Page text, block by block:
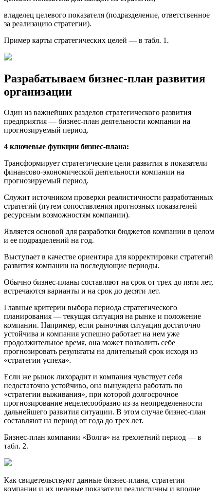
владелец целевого показателя (подразделение, ответственное
за реализацию стратегии).
Пример карты стратегических целей — в табл. 1.
Разрабатываем бизнес-план развития
организации
Один из важнейших разделов стратегического развития
предприятия — бизнес-план деятельности компании на
прогнозируемый период.
4 ключевые функции бизнес-плана:
Трансформирует стратегические цели развития в показатели
финансово-экономической деятельности компании на
прогнозируемый период.
Служит источником проверки реалистичности разработанных
стратегий (путем сопоставления прогнозных показателей
ресурсным возможностям компании).
Является основой для разработки бюджетов компании в целом
и ее подразделений на год.
Выступает в качестве ориентира для корректировки стратегий
развития компании на последующие периоды.
Обычно бизнес-планы составляют на срок от трех до пяти лет,
встречаются варианты и на срок до десяти лет.
Главные критерии выбора периода стратегического
планирования — текущая ситуация на рынке и положение
компании. Например, если рыночная ситуация достаточно
устойчива и компания успешно работает на нем уже
продолжительное время, она может позволить себе
прогнозировать результаты на длительный срок исходя из
«стратегии успеха».
Если же рынок лихорадит и компания чувствует себя
недостаточно устойчиво, она вынуждена работать по
«стратегии выживания», при которой долгосрочное
прогнозирование нецелесообразно из-за неопределенности
дальнейшего развития ситуации. В этом случае бизнес-план
составляют на период от года до трех лет.
Бизнес-план компании «Волга» на трехлетний период — в
табл. 2.
Как свидетельствуют данные бизнес-плана, стратегии
компании и их целевые показатели реалистичны и вполне